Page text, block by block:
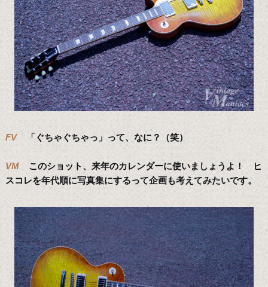
FV 「ぐちゃぐちゃっ」って、なに？（笑）
VM
このショット、来年のカレンダーに使いましょうよ！ ヒ
スコレを年代順に写真集にするって企画も考えてみたいです。